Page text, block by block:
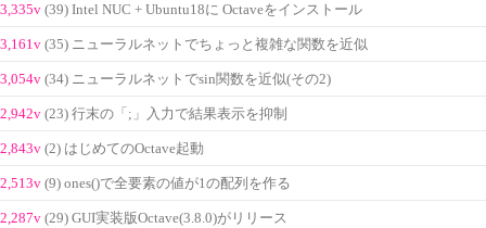
3,335v (39) Intel NUC + Ubuntu18に Octaveをインストール
3,161v (35) ニューラルネットでちょっと複雑な関数を近似
3,054v (34) ニューラルネットでsin関数を近似(その2)
2,942v (23) 行末の「;」入力で結果表示を抑制
2,843v (2) はじめてのOctave起動
2,513v (9) ones()で全要素の値が1の配列を作る
2,287v (29) GUI実装版Octave(3.8.0)がリリース